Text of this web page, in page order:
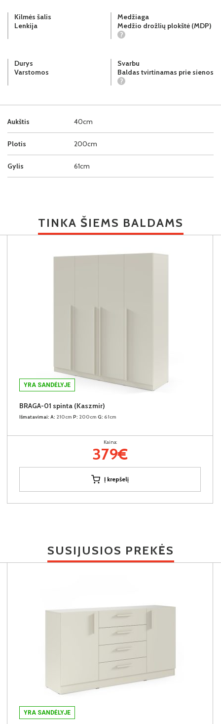
Aukštis 40cm
Plotis 200cm
Gylis 61cm
Kilmės šalis
Lenkija
Medžiaga
Medžio drožlių plokštė (MDP)
?
Durys
Varstomos
Svarbu
Baldas tvirtinamas prie sienos
?
TINKA ŠIEMS BALDAMS
YRA SANDĖLYJE
BRAGA-01 spinta (Kaszmir)
Išmatavimai: A: 210cm P: 200cm G: 61cm
Kaina:
379€
Į krepšelį
SUSIJUSIOS PREKĖS
YRA SANDĖLYJE